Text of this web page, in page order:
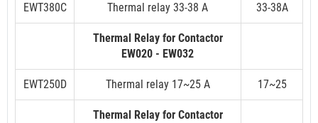
EWT380C Thermal relay 33-38 A 33-38A
Thermal Relay for Contactor
EW020 - EW032
EWT250D Thermal relay 17~25 A 17~25
Thermal Relay for Contactor